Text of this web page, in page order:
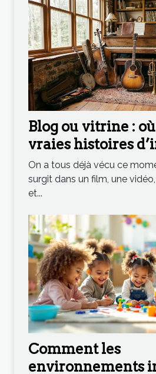
Blog ou vitrine :
vraies histoires
qui inspirent
On a tous déjà vécu ce
surgit dans un film, une
et...
Comment les
environnements